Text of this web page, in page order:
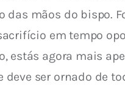
mãos do bispo.
em tempo
estás agora mais
ser ornado de